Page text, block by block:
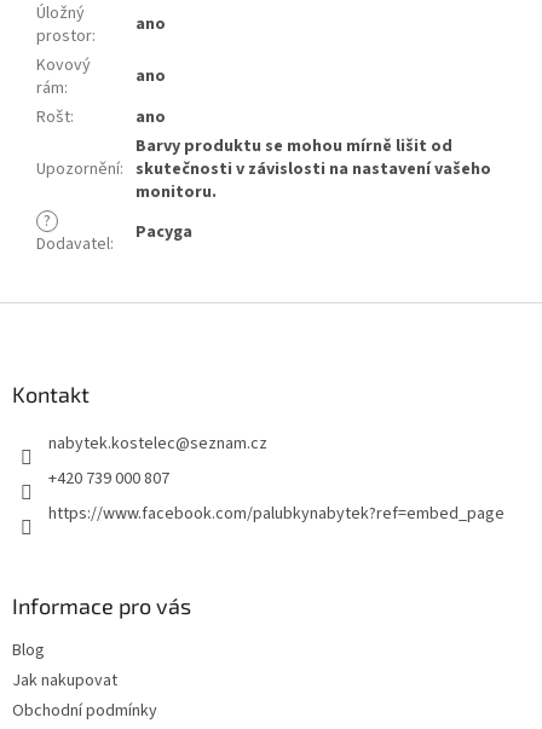
Úložný
prostor:
ano
Kovový
rám:
ano
Rošt: ano
Upozornění:
Barvy produktu se mohou mírně lišit od
skutečnosti v závislosti na nastavení vašeho
monitoru.
?
Dodavatel: Pacyga
Kontakt
nabytek.kostelec@seznam.cz
+420 739 000 807
https://www.facebook.com/palubkynabytek?ref=embed_page
Informace pro vás
Blog
Jak nakupovat
Obchodní podmínky